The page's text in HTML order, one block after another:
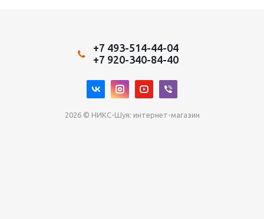
+7 493-514-44-04
+7 920-340-84-40
2026 © НИКС-Шуя: интернет-магазин